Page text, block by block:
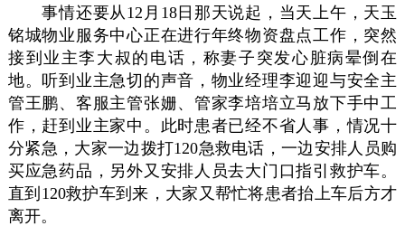
事情还要从12月18日那天说起，当天上午，天玉
铭城物业服务中心正在进行年终物资盘点工作，突然
接到业主李大叔的电话，称妻子突发心脏病晕倒在
地。听到业主急切的声音，物业经理李迎迎与安全主
管王鹏、客服主管张姗、管家李培培立马放下手中工
作，赶到业主家中。此时患者已经不省人事，情况十
分紧急，大家一边拨打120急救电话，一边安排人员购
买应急药品，另外又安排人员去大门口指引救护车。
直到120救护车到来，大家又帮忙将患者抬上车后方才
离开。